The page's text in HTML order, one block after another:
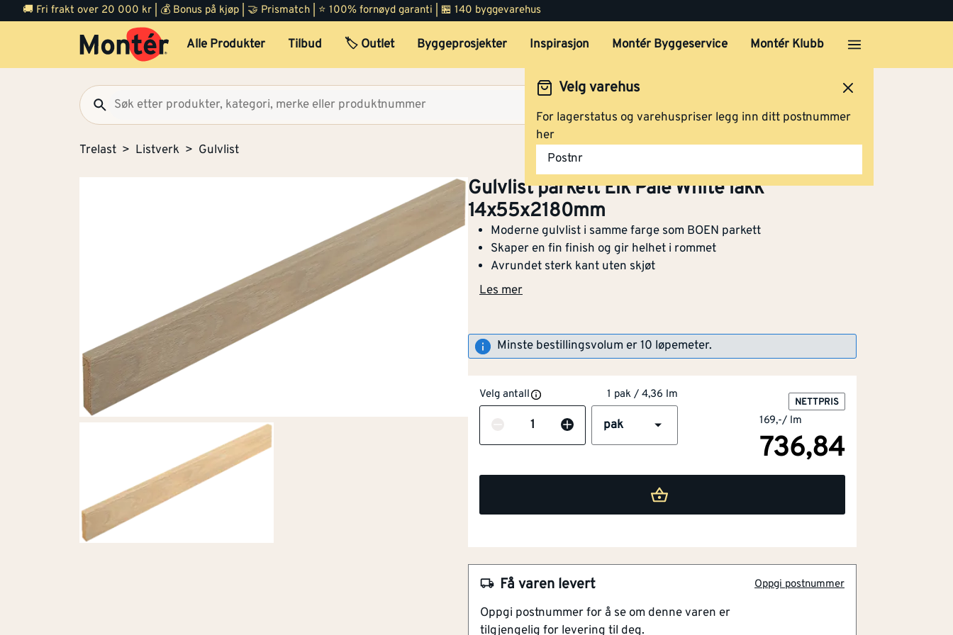
🚚 Fri frakt over 20 000 kr | 💰 Bonus på kjøp | 🤝 Prismatch | ⭐ 100% fornøyd garanti | 🏪 140 byggevarehus
Alle Produkter Tilbud 🏷️ Outlet Byggeprosjekter Inspirasjon Montér Byggeservice Montér Klubb
Velg varehus
For lagerstatus og varehuspriser legg inn ditt postnummer
her
Postnr
Trelast Listverk Gulvlist
Gulvlist parkett Eik Pale White lakk
14x55x2180mm
Moderne gulvlist i samme farge som BOEN parkett
Skaper en fin finish og gir helhet i rommet
Avrundet sterk kant uten skjøt
Les mer
Minste bestillingsvolum er 10 løpemeter.
Velg antall 1 pak / 4,36 lm
Antall pak
NETTPRIS
169,-/ lm
736,84
Få varen levert Oppgi postnummer
Oppgi postnummer for å se om denne varen er
tilgjengelig for levering til deg.
Artikkelnummer 101394546
Avrundet sterk kant uten skjøt
Ferdigbehandlet, klar til bruk og lett å rengjøre